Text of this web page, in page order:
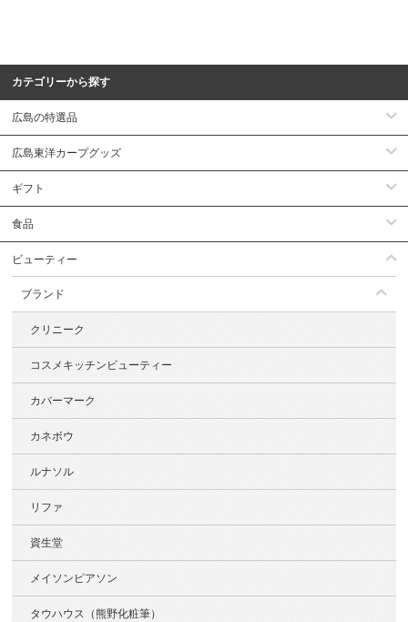
カテゴリーから探す
広島の特選品
広島東洋カープグッズ
ギフト
食品
ビューティー
ブランド
クリニーク
コスメキッチンビューティー
カバーマーク
カネボウ
ルナソル
リファ
資生堂
メイソンピアソン
タウハウス（熊野化粧筆）